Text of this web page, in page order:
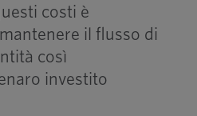
costi è
il flusso di
così
investito